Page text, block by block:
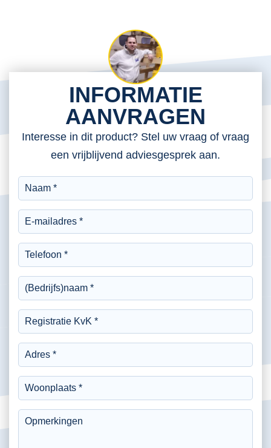
INFORMATIE
AANVRAGEN
Interesse in dit product? Stel uw vraag of vraag
een vrijblijvend adviesgesprek aan.